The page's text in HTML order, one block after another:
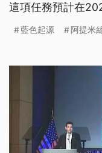
這項任務預計在
路。
藍色起源 阿提米